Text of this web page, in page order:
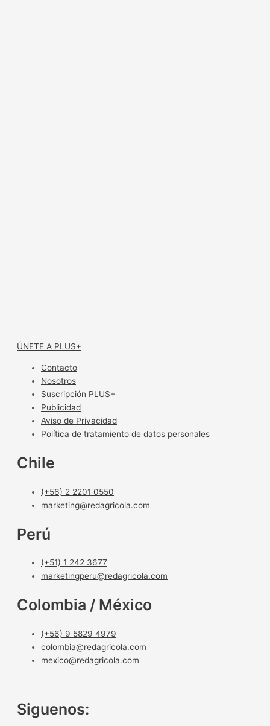
ÚNETE A PLUS+
Contacto
Nosotros
Suscripción PLUS+
Publicidad
Aviso de Privacidad
Política de tratamiento de datos personales
Chile
(+56) 2 2201 0550
marketing@redagricola.com
Perú
(+51) 1 242 3677
marketingperu@redagricola.com
Colombia / México
(+56) 9 5829 4979
colombia@redagricola.com
mexico@redagricola.com
Siguenos: